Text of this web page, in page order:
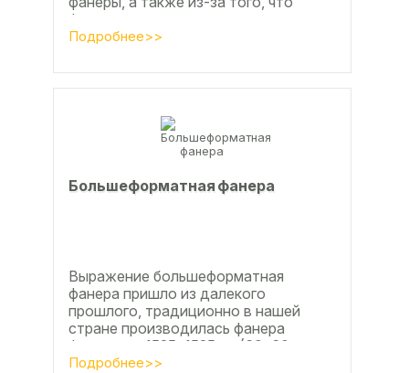
фанера позволяет получать
достаточно большие ровные
Подробнее>>
Большеформатная фанера
Выражение большеформатная
фанера пришло из далекого
прошлого, традиционно в нашей
стране производилась фанера
форматом 1525х1525мм (60х60
дюймов), форматы отличающиеся в
Подробнее>>